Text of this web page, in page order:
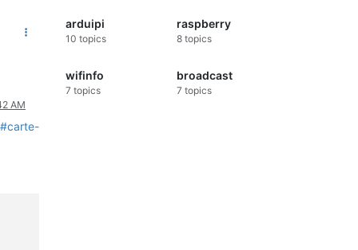
AM
arduipi
10 topics
raspberry
8topics
wifinfo
7 topics
broadcast
7 topics